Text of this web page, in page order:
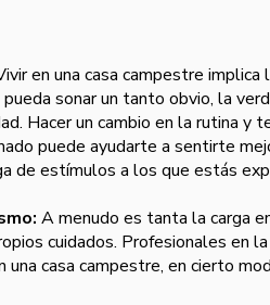
en una casa campestre
sonar un tanto obvio, la
Hacer un cambio en la rutina y
puede ayudarte a sentirte
de estímulos a los que estás
A menudo es tanta la carga
cuidados. Profesionales en
una casa campestre, en cierto